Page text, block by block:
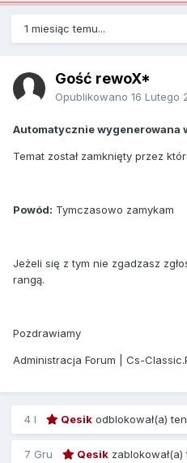
1 miesiąc temu...
Gość rewoX*
Opublikowano 16 Lutego
Automatycznie wygenerowana
Temat został zamknięty przez
Powód: Tymczasowo zamykam
Jeżeli się z tym nie zgadzasz
rangą.
Pozdrawiamy
Administracja Forum | Cs-
4 l Qesik odblokował(a)
7 Gru Qesik